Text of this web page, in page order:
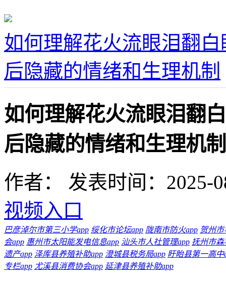
如何理解花火流眼泪翻
后隐藏的情绪和生理机制
如何理解花火流眼泪翻
后隐藏的情绪和生理机制
作者：
发表时间：2025-
视频入口
巴彦淖尔市第三小学app 绥化市论坛app 陇南市防火app 贺州
会app 惠州市太阳能发电信息app 汕头市人社管理app 抚州市森
遗产app 泽库县养殖补助app 澄城县税务局app 盱眙县第一高中
专栏app 尤溪县消费协会app 延津县养殖补助app